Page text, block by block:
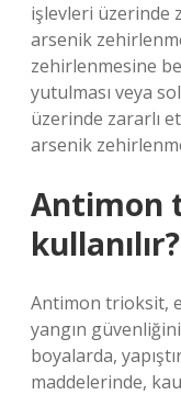
işlevleri üzerinde
arsenik
zehirlenmesine
yutulması veya
üzerinde zararlı
arsenik
Antimon
kullanılır?
Antimon trioksit,
yangın
boyalarda,
maddelerinde,